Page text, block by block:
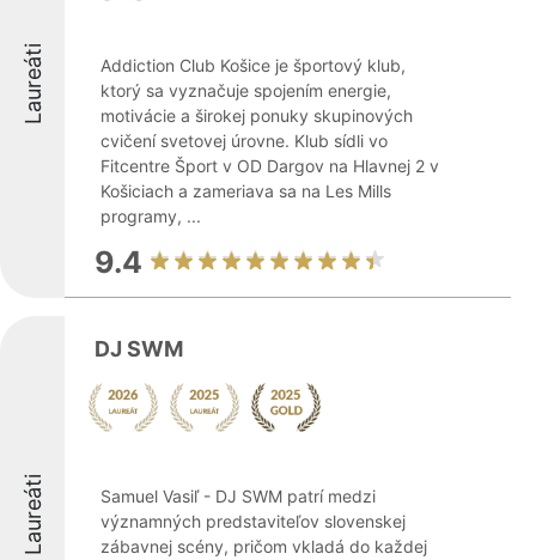
Laureáti
Addiction Club Košice je športový klub,
ktorý sa vyznačuje spojením energie,
motivácie a širokej ponuky skupinových
cvičení svetovej úrovne. Klub sídli vo
Fitcentre Šport v OD Dargov na Hlavnej 2 v
Košiciach a zameriava sa na Les Mills
programy, ...
9.4
Laureáti
DJ SWM
Samuel Vasiľ - DJ SWM patrí medzi
významných predstaviteľov slovenskej
zábavnej scény, pričom vkladá do každej